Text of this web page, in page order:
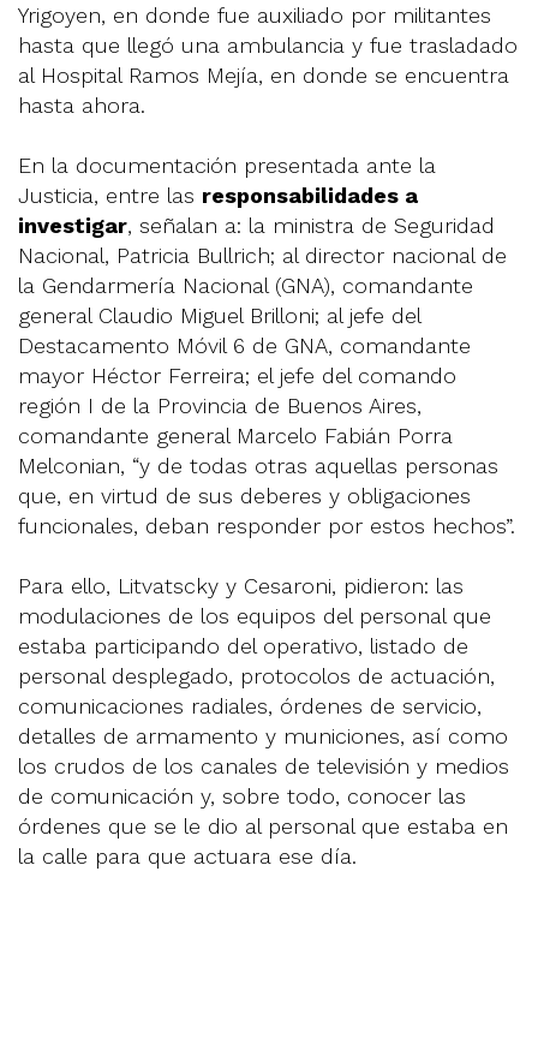
Yrigoyen, en donde fue auxiliado por militantes
hasta que llegó una ambulancia y fue trasladado
al Hospital Ramos Mejía, en donde se encuentra
hasta ahora.
En la documentación presentada ante la
Justicia, entre las responsabilidades a
investigar, señalan a: la ministra de Seguridad
Nacional, Patricia Bullrich; al director nacional de
la Gendarmería Nacional (GNA), comandante
general Claudio Miguel Brilloni; al jefe del
Destacamento Móvil 6 de GNA, comandante
mayor Héctor Ferreira; el jefe del comando
región I de la Provincia de Buenos Aires,
comandante general Marcelo Fabián Porra
Melconian, “y de todas otras aquellas personas
que, en virtud de sus deberes y obligaciones
funcionales, deban responder por estos hechos”.
Para ello, Litvatscky y Cesaroni, pidieron: las
modulaciones de los equipos del personal que
estaba participando del operativo, listado de
personal desplegado, protocolos de actuación,
comunicaciones radiales, órdenes de servicio,
detalles de armamento y municiones, así como
los crudos de los canales de televisión y medios
de comunicación y, sobre todo, conocer las
órdenes que se le dio al personal que estaba en
la calle para que actuara ese día.